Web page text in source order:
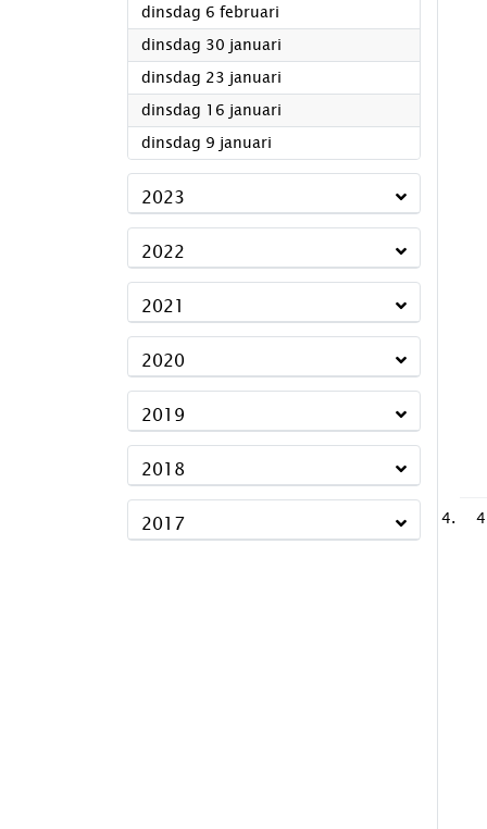
dinsdag 6 februari
dinsdag 30 januari
dinsdag 23 januari
dinsdag 16 januari
dinsdag 9 januari
2023
2022
2021
2020
2019
2018
2017
4